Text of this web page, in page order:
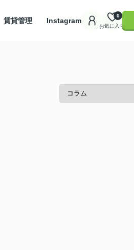
賃貸管理 Instagram
お気に入り
0